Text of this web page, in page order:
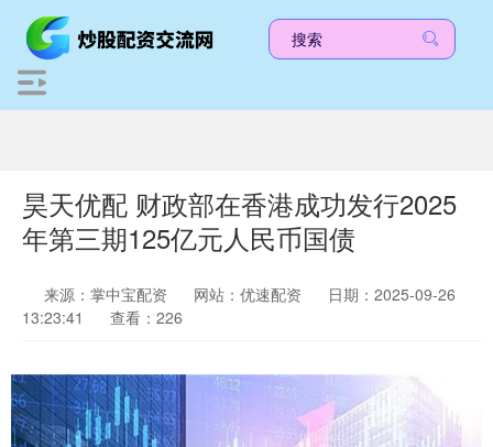
昊天优配 财政部在香港成功发行2025
年第三期125亿元人民币国债
来源：掌中宝配资 网站：优速配资
日期：2025-09-26
13:23:41
查看：226